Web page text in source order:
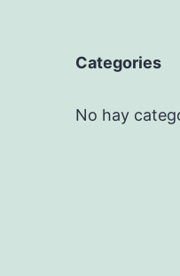
Categories
No hay